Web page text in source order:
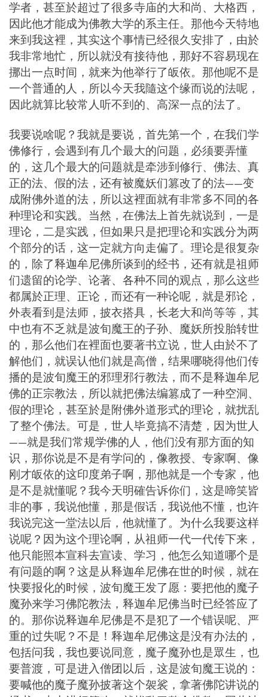
学者，甚至於超过了很多寺庙的大和尚、大格西，
因此他才能成为佛教大学的系主任。那他今天特地
来到我这裡，其实这个事情已经很久安排了，由於
我非常地忙，所以就没有接待他，那好不容易现在
挪出一点时间，就来为他举行了皈依。那他呢不是
一个普通的人，所以今天我隨这个缘而说的法呢，
因此就算比较常人听不到的、高深一点的法了。
我要说啥呢？我就是要说，首先第一个，在我们学
佛修行，会遇到有几个最大的问题，必须要弄懂
的，这几个最大的问题就是牵涉到修行、佛法、真
正的法、假的法，还有被魔妖们篡改了的法——变
成附佛外道的法，所以这裡面就有非常多不同的各
种理论和实践。当然，在佛法上首先就说到，一是
理论，二是实践，但如果只是把理论和实践分为两
个部分的话，这一定就方向走偏了。理论是很复杂
的，除了释迦牟尼佛所谈到的经书，还有就是祖师
们遗留的论学、论著、各种不同的观点，那么这些
都属於正理、正论，而还有一种论呢，就是邪论，
外表看到是法师，披衣搭具，长老大和尚等等，其
中也有不乏就是波旬魔王的子孙、魔妖所投胎转世
的，那么他们在裡面也要著书立说，世人由於不了
解他们，就误认他们就是高僧，结果哪晓得他们传
播的是波旬魔王的邪理邪行教法，而不是释迦牟尼
佛的正宗教法，所以就把佛法编篡成了一种空洞、
假的理论，甚至於是附佛外道形式的理论，就扰乱
了整个佛法。可是，世人毕竟搞不清楚，因为世人
——就是我们常规学佛的人，他们没有那方面的知
识，那你说是不是有学问的，像教授、专家啊、像
刚才皈依的这印度弟子啊，那他就是一个专家，他
是不是就懂呢？我今天明確告诉你们，这是啼笑皆
非的事，我说他懂，那是假话，我说他不懂，也许
我说完这一堂法以后，他就懂了。为什么我要这样
说呢？因为这个理论啊，从祖师一代一代传下来，
他只能照本宣科去宣读、学习，他怎么知道哪个是
有问题的啊？这是从释迦牟尼佛在世的时候，就在
快要报化的时候，波旬魔王发了愿：要把他的魔子
魔孙来学习佛陀教法，释迦牟尼佛当时已经答应了
的。那你说释迦牟尼佛是不是犯了一个错误呢、严
重的过失呢？不是！释迦牟尼佛这是没有办法的，
包括问我，我也要说同意，魔子魔孙也是眾生，也
要普渡，可是进入僧团以后，这是波旬魔王说的：
要喊他的魔子魔孙披著这个袈裟，拿著佛陀讲说的